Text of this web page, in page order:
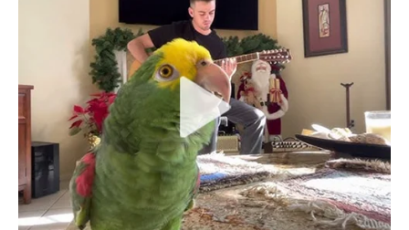
i ukusnim jelima koja će osvojiti tvoje
najdraže.
Jednim klikom preuzmi knjigu s najboljim
receptima!